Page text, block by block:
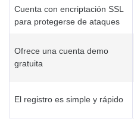
Cuenta con encriptación SSL
para protegerse de ataques
Ofrece una cuenta demo
gratuita
El registro es simple y rápido